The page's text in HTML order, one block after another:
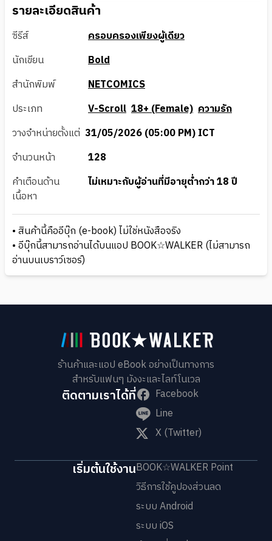
รายละเอียดสินค้า
ซีรีส์
ครอบครองเพียงผู้เดียว
นักเขียน
Bold
สำนักพิมพ์
NETCOMICS
ประเภท
V-Scroll 18+ (Female) ความรัก
วางจำหน่ายตั้งแต่ 31/05/2026 (05:00 PM) ICT
จำนวนหน้า
128
คำเตือนด้าน
เนื้อหา
ไม่เหมาะกับผู้อ่านที่มีอายุต่ำกว่า 18 ปี
• สินค้านี้คืออีบุ๊ก (e-book) ไม่ใช่หนังสือจริง
• อีบุ๊กนี้สามารถอ่านได้บนแอป BOOK☆WALKER (ไม่สามารถ
อ่านบนเบราว์เซอร์)
ร้านค้าและแอป eBook อย่างเป็นทางการ
สำหรับแฟนๆ มังงะและไลท์โนเวล
ติดตามเราได้ที่
Facebook
Line
X (Twitter)
เริ่มต้นใช้งานBOOK☆WALKER Point
วิธีการใช้คูปองส่วนลด
ระบบ Android
ระบบ iOS